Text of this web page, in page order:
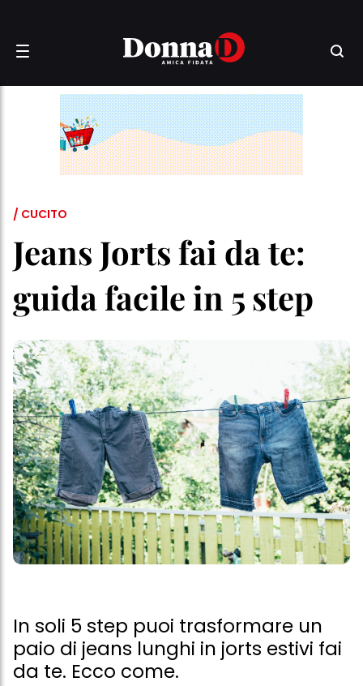
/ CUCITO
Jeans Jorts fai da te:
guida facile in 5 step
In soli 5 step puoi trasformare un
paio di jeans lunghi in jorts estivi fai
da te. Ecco come.